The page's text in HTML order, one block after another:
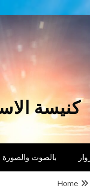
كنيسة
بالصوت والصورة
Home